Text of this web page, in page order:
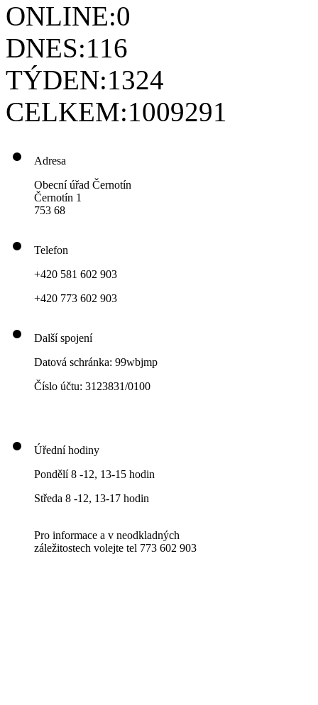
ONLINE:0
DNES:116
TÝDEN:1324
CELKEM:1009291
Adresa
Obecní úřad Černotín
Černotín 1
753 68
Telefon
+420 581 602 903
+420 773 602 903
Další spojení
Datová schránka: 99wbjmp
Číslo účtu: 3123831/0100
Úřední hodiny
Pondělí 8 -12, 13-15 hodin
Středa 8 -12, 13-17 hodin
Pro informace a v neodkladných
záležitostech volejte tel 773 602 903